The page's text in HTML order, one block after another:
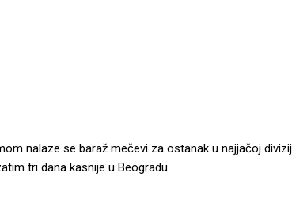
nalaze se baraž mečevi za ostanak u najjačoj
tri dana kasnije u Beogradu.